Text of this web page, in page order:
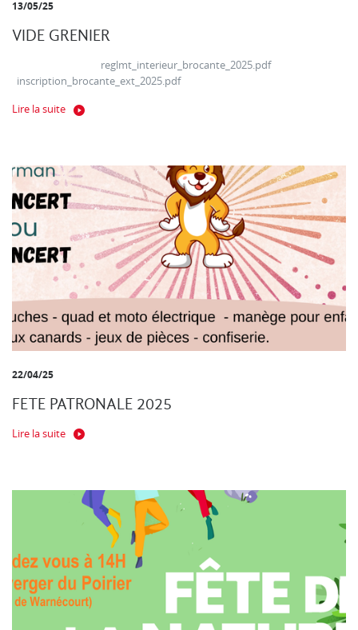
13/05/25
VIDE GRENIER
reglmt_interieur_brocante_2025.pdf
inscription_brocante_ext_2025.pdf
Lire la suite
22/04/25
FETE PATRONALE 2025
Lire la suite